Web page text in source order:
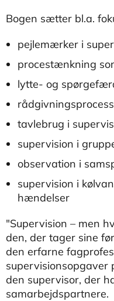
Bogen sætter bl.a.
pejlemærker i
procestænkning
lytte- og
tavlebrug i
supervision i
observation i
supervision i
hændelser
"Supervision – men
den, der tager sine
den erfarne
supervisionsopgaver
den supervisor, der
samarbejdspartnere.